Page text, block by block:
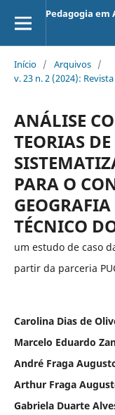
Pedagogia em
Início / Arquivos /
v. 23 n. 2 (2024):
ANÁLISE
TEORIAS
PARA O
TÉCNICO
um estudo de caso
partir da parceria
Carolina Dias de
Marcelo Eduardo
André Fraga
Arthur Fraga
Gabriela Duarte